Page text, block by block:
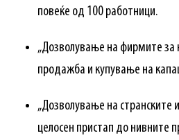
повеќе од 100 работници.
„Дозволување на фирмите
продажба и купување на
„Дозволување на странските
целосен пристап до нивните